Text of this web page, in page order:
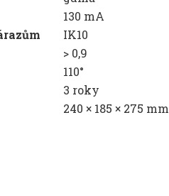
130 mA
IK10
> 0,9
110°
3 roky
240 × 185 × 275 mm